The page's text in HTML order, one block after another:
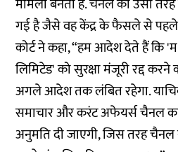
मामला बनता है. चैनल को उसी
गई है जैसे वह केंद्र के फैसले से पहले
कोर्ट ने कहा, “हम आदेश देते हैं कि
लिमिटेड' को सुरक्षा मंजूरी रद्द
अगले आदेश तक लंबित रहेगा.
समाचार और करंट अफेयर्स चैनल
अनुमति दी जाएगी, जिस तरह